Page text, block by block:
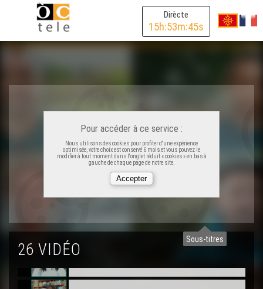
Dirècte
15h:53m:45s
Sous-titres
Pour accéder à ce service :
Nous utilisons des cookies pour profiter d'une expérience
optimisée, votre choix est conservé 6 mois et vous pouvez le
modifier à tout moment dans l'onglet réduit « cookies » en bas à
gauche de chaque page de notre site.
26 VIDÉO
Ligats - Delphine Castaing
Ligats - Mateu Dufau
Ligats - Matthis Lebel